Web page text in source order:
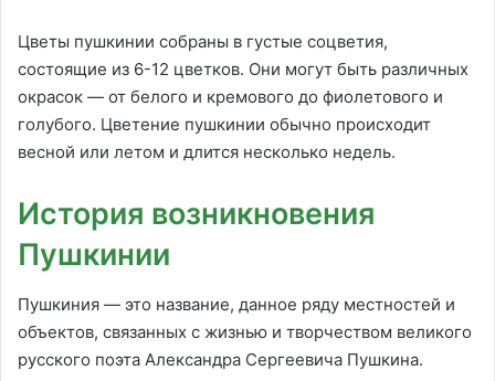
Цветы пушкинии собраны в густые соцветия,
состоящие из 6-12 цветков. Они могут быть различных
окрасок — от белого и кремового до фиолетового и
голубого. Цветение пушкинии обычно происходит
весной или летом и длится несколько недель.
История возникновения
Пушкинии
Пушкиния — это название, данное ряду местностей и
объектов, связанных с жизнью и творчеством великого
русского поэта Александра Сергеевича Пушкина.